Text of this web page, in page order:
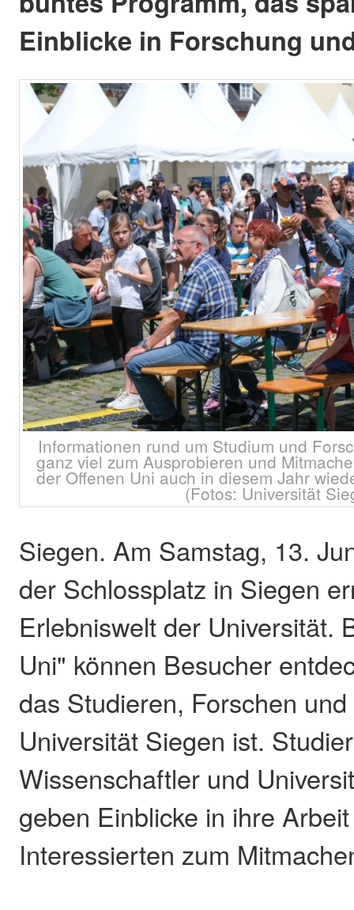
Einblicke in Forschung
Informationen rund um Studium und
ganz viel zum Ausprobieren und
der Offenen Uni auch in diesem Jahr
(Fotos: Universität
Siegen. Am Samstag, 13.
der Schlossplatz in Siegen
Erlebniswelt der Universität.
Uni" können Besucher
das Studieren, Forschen
Universität Siegen ist.
Wissenschaftler und
geben Einblicke in ihre
Interessierten zum